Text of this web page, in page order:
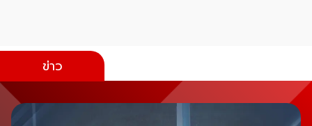
ข่าว